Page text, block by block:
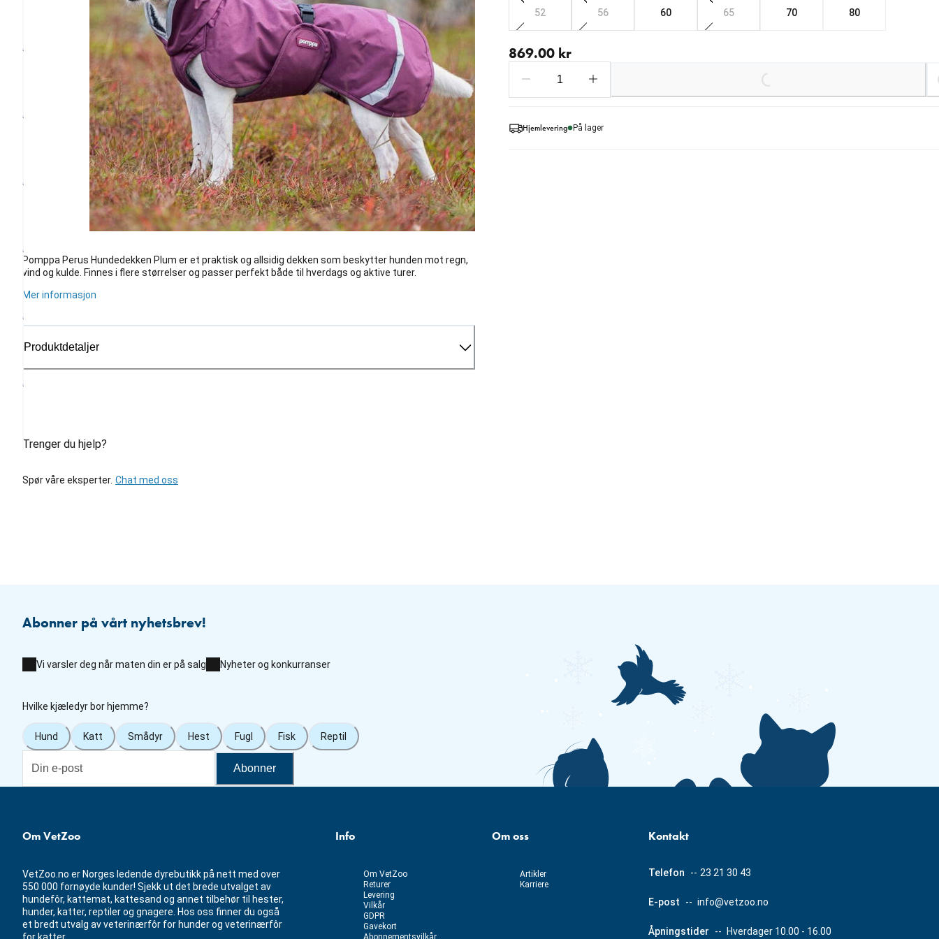
Pomppa Perus Hundedekken Plum er et praktisk og allsidig dekken som beskytter hunden mot regn,
vind og kulde. Finnes i flere størrelser og passer perfekt både til hverdags og aktive turer.
Mer informasjon
Produktdetaljer
Trenger du hjelp?
Spør våre eksperter. Chat med oss
52 56 60 65 70 80
869.00 kr Loading...
Hjemlevering På lager
Abonner på vårt nyhetsbrev!
Vi varsler deg når maten din er på salg Nyheter og konkurranser
Hvilke kjæledyr bor hjemme?
Hund Katt Smådyr Hest Fugl Fisk Reptil
Abonner
Om VetZoo
VetZoo.no er Norges ledende dyrebutikk på nett med over
550 000 fornøyde kunder! Sjekk ut det brede utvalget av
hundefôr, kattemat, kattesand og annet tilbehør til hester,
hunder, katter, reptiler og gnagere. Hos oss finner du også
et bredt utvalg av veterinærfôr for hunder og veterinærfôr
Info
Om VetZoo
Returer
Levering
Vilkår
GDPR
Gavekort
Om oss
Artikler
Karriere
Kontakt
Telefon -- 23 21 30 43
E-post -- info@vetzoo.no
Åpningstider -- Hverdager 10.00 - 16.00